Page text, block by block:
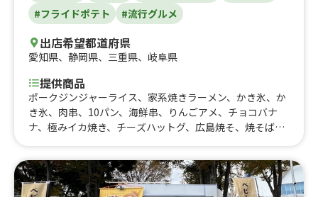
#フライドポテト
#流行グルメ
出店希望都道府県
愛知県、 静岡県、 三重県、 岐阜県
提供商品
ポークジンジャーライス、家系焼きラーメン、かき氷、か
き氷、肉串、10パン、海鮮串、りんごアメ、チョコバナ
ナ、極みイカ焼き、チーズハットグ、広島焼そ、焼そば、